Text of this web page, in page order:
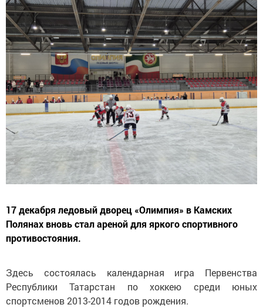
17 декабря ледовый дворец «Олимпия» в Камских
Полянах вновь стал ареной для яркого спортивного
противостояния.
Здесь состоялась календарная игра Первенства
Республики Татарстан по хоккею среди юных
спортсменов 2013-2014 годов рождения.